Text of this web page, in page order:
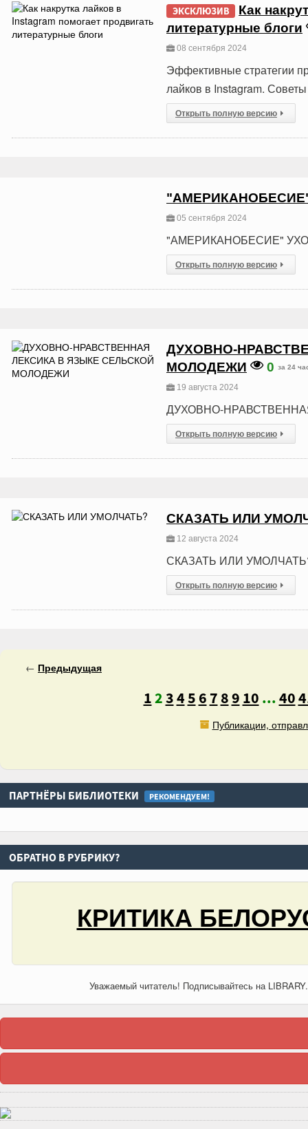
ЭКСКЛЮЗИВ
Как
литературные блоги
08 сентября 2024
Эффективные стратегии
лайков в Instagram.
Открыть полную версию
05 сентября 2024
"АМЕРИКАНОБЕСИЕ"
Открыть полную версию
ДУХОВНО-
МОЛОДЕЖИ
0 за 24
19 августа 2024
ДУХОВНО-
Открыть полную версию
СКАЗАТЬ ИЛИ
12 августа 2024
СКАЗАТЬ ИЛИ
Открыть полную версию
← Предыдущая
12345 6 7 89 10 ...40
Публикации,
ПАРТНЁРЫ БИБЛИОТЕКИ РЕКОМЕНДУЕМ!
ОБРАТНО В РУБРИКУ?
КРИТИКА
Уважаемый читатель! Подписывайтесь на